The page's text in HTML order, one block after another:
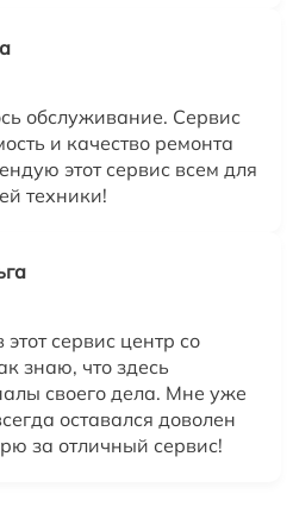
обслуживание. Сервис
и качество ремонта
этот сервис всем для
техники!
сервис центр со
знаю, что здесь
своего дела. Мне уже
оставался доволен
за отличный сервис!